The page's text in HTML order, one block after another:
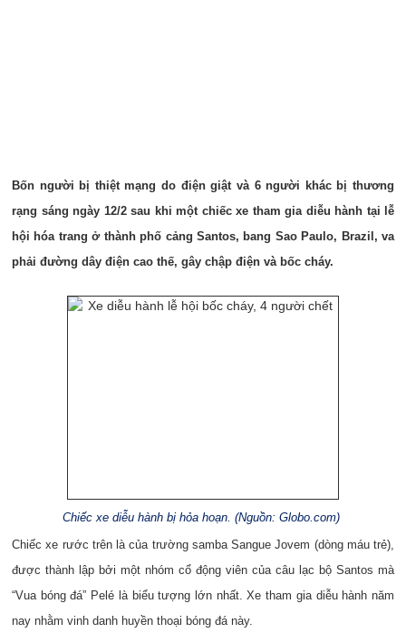
Bốn người bị thiệt mạng do điện giật và 6 người khác bị thương
rạng sáng ngày 12/2 sau khi một chiếc xe tham gia diễu hành tại lễ
hội hóa trang ở thành phố cảng Santos, bang Sao Paulo, Brazil, va
phải đường dây điện cao thế, gây chập điện và bốc cháy.
Chiếc xe diễu hành bị hỏa hoạn. (Nguồn: Globo.com)
Chiếc xe rước trên là của trường samba Sangue Jovem (dòng máu trẻ),
được thành lập bởi một nhóm cổ động viên của câu lạc bộ Santos mà
“Vua bóng đá” Pelé là biểu tượng lớn nhất. Xe tham gia diễu hành năm
nay nhằm vinh danh huyền thoại bóng đá này.